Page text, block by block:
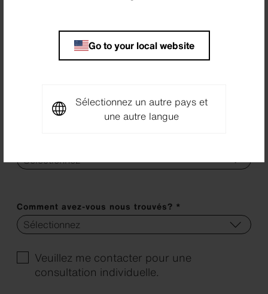
Go to your local website
Sélectionnez un autre pays et
une autre langue
Code postal *
Comment avez-vous nous trouvés? *
Veuillez me contacter pour une
consultation individuelle.